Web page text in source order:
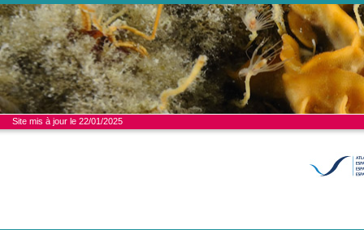
Site mis à jour le 22/01/2025